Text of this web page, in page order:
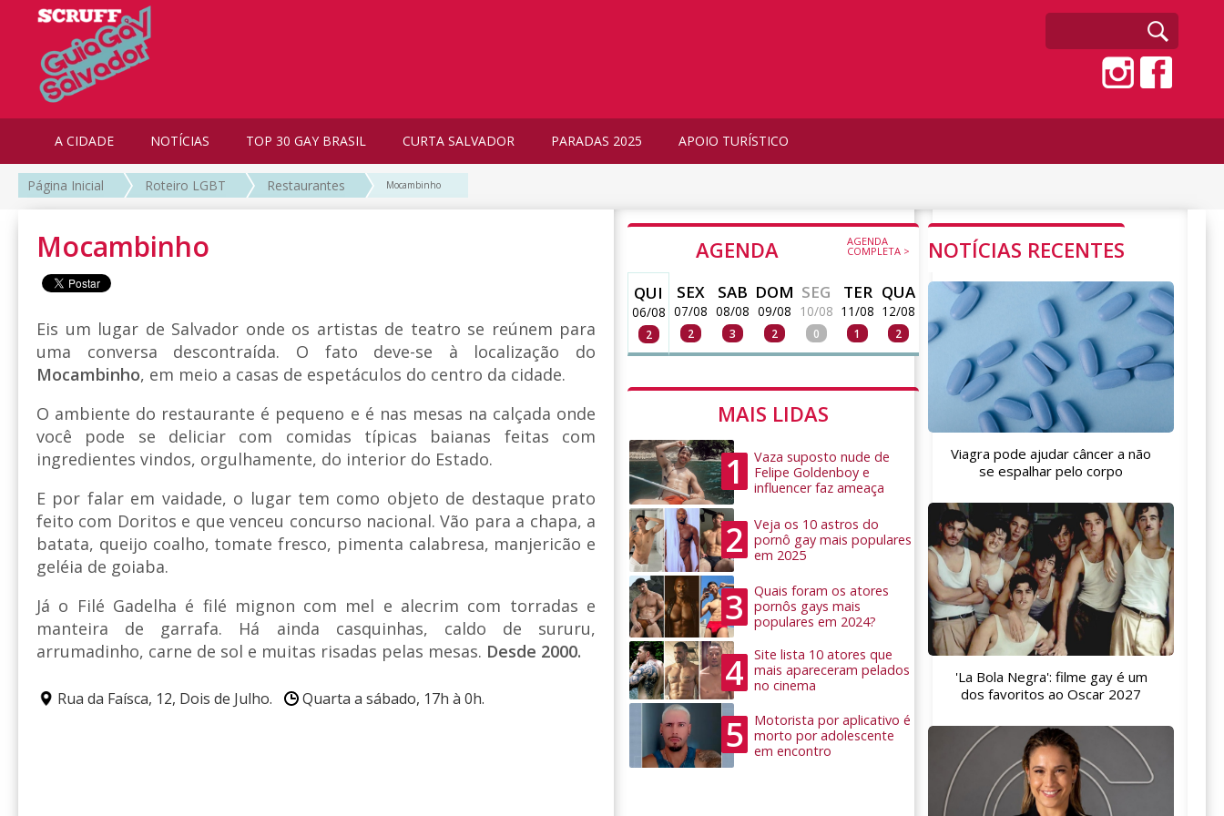
A CIDADE NOTÍCIAS TOP 30 GAY BRASIL CURTA SALVADOR PARADAS 2025 APOIO TURÍSTICO
Página Inicial Roteiro LGBT Restaurantes Mocambinho
Mocambinho
Eis um lugar de Salvador onde os artistas de teatro se reúnem para
uma conversa descontraída. O fato deve-se à localização do
Mocambinho, em meio a casas de espetáculos do centro da cidade.
O ambiente do restaurante é pequeno e é nas mesas na calçada onde
você pode se deliciar com comidas típicas baianas feitas com
ingredientes vindos, orgulhamente, do interior do Estado.
E por falar em vaidade, o lugar tem como objeto de destaque prato
feito com Doritos e que venceu concurso nacional. Vão para a chapa, a
batata, queijo coalho, tomate fresco, pimenta calabresa, manjericão e
geléia de goiaba.
Já o Filé Gadelha é filé mignon com mel e alecrim com torradas e
manteira de garrafa. Há ainda casquinhas, caldo de sururu,
arrumadinho, carne de sol e muitas risadas pelas mesas. Desde 2000.
Rua da Faísca, 12, Dois de Julho. Quarta a sábado, 17h à 0h.
AGENDA AGENDA
COMPLETA >
QUI
06/08
2
SEX
07/08
2
SAB
08/08
3
DOM
09/08
2
SEG
10/08
0
TER
11/08
1
QUA
12/08
2
MAIS LIDAS
1
Vaza suposto nude de
Felipe Goldenboy e
influencer faz ameaça
2
Veja os 10 astros do
pornô gay mais populares
em 2025
3
Quais foram os atores
pornôs gays mais
populares em 2024?
4
Site lista 10 atores que
mais apareceram pelados
no cinema
5
Motorista por aplicativo é
morto por adolescente
em encontro
NOTÍCIAS RECENTES
Viagra pode ajudar câncer a não
se espalhar pelo corpo
'La Bola Negra': filme gay é um
dos favoritos ao Oscar 2027